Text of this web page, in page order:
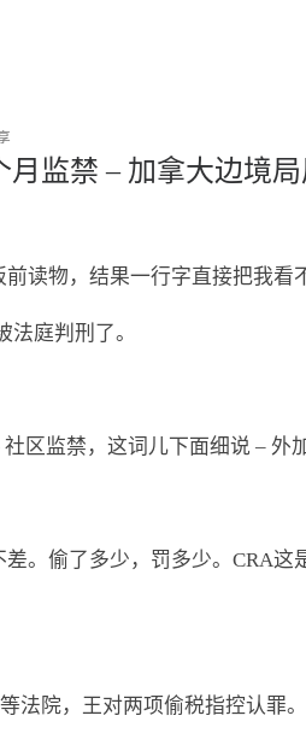
月监禁 – 加拿大边境
读物，结果一行字直接把我看
庭判刑了。
区监禁，这词儿下面细说 – 外
。偷了多少，罚多少。CRA
法院，王对两项偷税指控认罪。